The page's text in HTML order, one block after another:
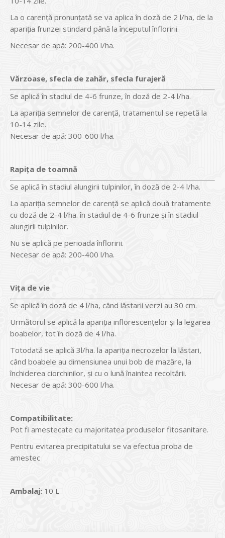
La o carenţă pronunţată se va aplica în doză de 2 l/ha, de la
apariţia frunzei stindard până la începutul înfloririi.
Necesar de apă: 200-400 l/ha.
Vărzoase, sfecla de zahăr, sfecla furajeră
Se aplică în stadiul de 4-6 frunze, în doză de 2-4 l/ha.
La apariţia semnelor de carenţă, tratamentul se repetă la
10-14 zile.
Necesar de apă: 300-600 l/ha.
Rapiţa de toamnă
Se aplică în stadiul alungirii tulpinilor, în doză de 2-4 l/ha.
La apariţia semnelor de carenţă se aplică două tratamente
cu doză de 2-4 l/ha. în stadiul de 4-6 frunze şi în stadiul
alungirii tulpinilor.
Nu se aplică pe perioada înfloririi.
Necesar de apă: 200-400 l/ha.
Viţa de vie
Se aplică în doză de 4 l/ha, când lăstarii verzi au 30 cm.
Următorul se aplică la apariţia inflorescenţelor şi la legarea
boabelor, tot în doză de 4 l/ha.
Totodată se aplică 3l/ha. la apariţia necrozelor la lăstari,
când boabele au dimensiunea unui bob de mazăre, la
închiderea ciorchinilor, şi cu o lună înaintea recoltării.
Necesar de apă: 300-600 l/ha.
Compatibilitate:
Pot fi amestecate cu majoritatea produselor fitosanitare.
Pentru evitarea precipitatului se va efectua proba de
amestec
Ambalaj: 10 L